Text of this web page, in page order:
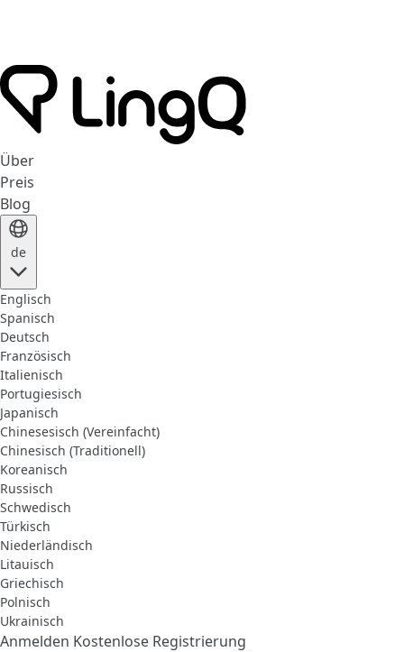
Über
Preis
Blog
de
Englisch
Spanisch
Deutsch
Französisch
Italienisch
Portugiesisch
Japanisch
Chinesesisch (Vereinfacht)
Chinesisch (Traditionell)
Koreanisch
Russisch
Schwedisch
Türkisch
Niederländisch
Litauisch
Griechisch
Polnisch
Ukrainisch
Anmelden Kostenlose Registrierung